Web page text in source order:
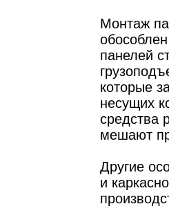
Монтаж
панелей
которые
несущих
средства
мешают
Другие
и